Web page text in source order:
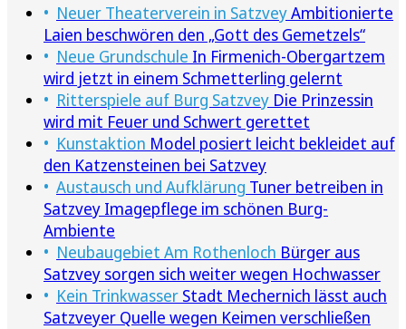
Neuer Theaterverein in SatzveyAmbitionierte
Laien beschwören den „Gott des Gemetzels“
Neue Grundschule In Firmenich-Obergartzem
wird jetzt in einem Schmetterling gelernt
Ritterspiele auf Burg Satzvey Die Prinzessin
wird mit Feuer und Schwert gerettet
Kunstaktion Model posiert leicht bekleidet auf
den Katzensteinen bei Satzvey
Austausch und Aufklärung Tuner betreiben in
Satzvey Imagepflege im schönen Burg-
Ambiente
Neubaugebiet Am Rothenloch Bürger aus
Satzvey sorgen sich weiter wegen Hochwasser
Kein Trinkwasser Stadt Mechernich lässt auch
Satzveyer Quelle wegen Keimen verschließen